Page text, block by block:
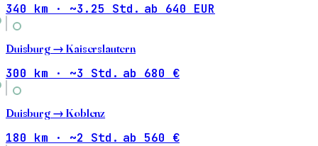
340 km · ~3.25 Std. ab 640 EUR
Duisburg → Kaiserslautern
300 km · ~3 Std. ab 680 €
Duisburg → Koblenz
180 km · ~2 Std. ab 560 €